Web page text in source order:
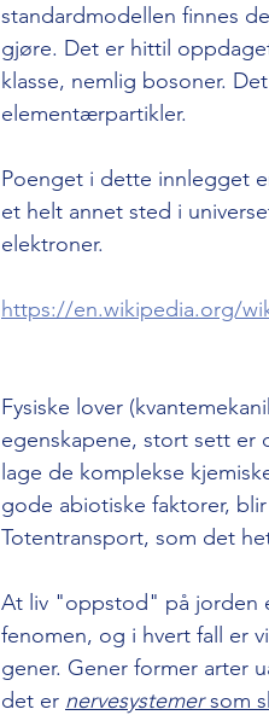
standardmodellen finnes
gjøre. Det er hittil
klasse, nemlig bosoner.
elementærpartikler.
Poenget i dette innlegget
et helt annet sted i
elektroner.
https://en.wikipedia.org/
Fysiske lover
egenskapene, stort sett er
lage de komplekse
gode abiotiske faktorer,
Totentransport, som det
At liv "oppstod" på jorden
fenomen, og i hvert fall er
gener. Gener former arter
det er nervesystemer som